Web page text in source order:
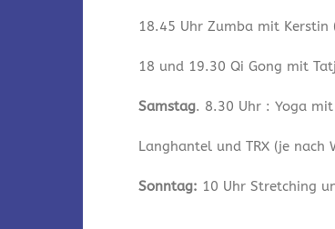
18.45 Uhr Zumba mit Kerstin
18 und 19.30 Qi Gong mit
Samstag. 8.30 Uhr : Yoga
Langhantel und TRX (je
Sonntag: 10 Uhr Stretching